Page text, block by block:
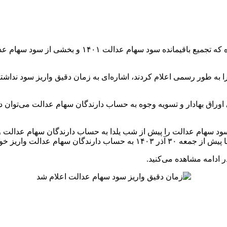
طور رسمی اعلام کردند، اشاره‌ای به زمان دقیق واریز سود
بهادار و تسویه وجوه به حساب دارندگان سهام عدالت
عدالت را پیش از شب یلدا به حساب دارندگان سهام عدالت
عدالت واریز خواهد شد.
ادامه مشاهده می‌کنید.